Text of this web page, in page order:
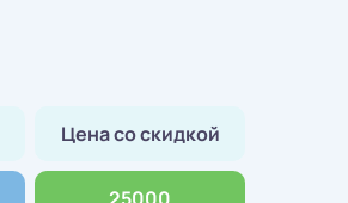
Цена со скидкой